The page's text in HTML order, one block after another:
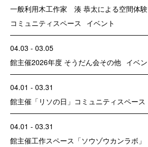
一般利用木工作家 湊 恭太による空間体験
コミュニティスペース
イベント
04.03 - 03.05
館主催2026年度 そうだん会その他 イベ
04.01 - 03.31
館主催 「リソの日」 コミュニティスペース
04.01 - 03.31
館主催工作スペース「ソウゾウカンラボ」